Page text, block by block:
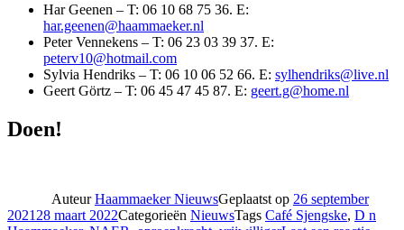
Har Geenen – T: 06 10 68 75 36. E:
har.geenen@haammaeker.nl
Peter Vennekens – T: 06 23 03 39 37. E:
peterv10@hotmail.com
Sylvia Hendriks – T: 06 10 06 52 66. E: sylhendriks@live.nl
Geert Görtz – T: 06 45 47 45 87. E: geert.g@home.nl
Doen!
AuteurHaammaeker NieuwsGeplaatst op 26 september
2021 28 maart 2022Categorieën NieuwsTags Café Sjengske, D n